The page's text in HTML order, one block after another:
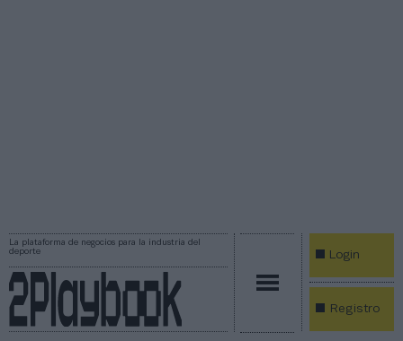
La plataforma de negocios para la industria del
deporte
Login
Registro